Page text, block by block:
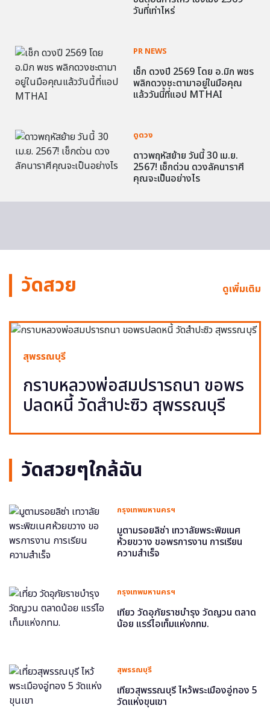
วันที่เท่าไหร่
PR NEWS
เช็ก ดวงปี 2569 โดย อ.มิก พชร
พลิกดวงชะตามาอยู่ในมือคุณ
แล้ววันนี้ที่แอป MTHAI
ดูดวง
ดาวพฤหัสย้าย วันนี้ 30 เม.ย.
2567! เช็กด่วน ดวงลัคนาราศี
คุณจะเป็นอย่างไร
วัดสวย ดูเพิ่มเติม
สุพรรณบุรี
กราบหลวงพ่อสมปรารถนา ขอพร
ปลดหนี้ วัดสำปะซิว สุพรรณบุรี
วัดสวยๆใกล้ฉัน
กรุงเทพมหานครฯ
มูตามรอยลิซ่า เทวาลัยพระพิฆเนศ
ห้วยขวาง ขอพรการงาน การเรียน
ความสำเร็จ
กรุงเทพมหานครฯ
เที่ยว วัดอุภัยราชบำรุง วัดญวน ตลาด
น้อย แรร์ไอเท็มแห่งกทม.
สุพรรณบุรี
เที่ยวสุพรรณบุรี ไหว้พระเมืองอู่ทอง 5
วัดแห่งขุนเขา